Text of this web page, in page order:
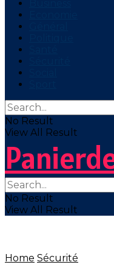
No Result
View All Result
No Result
View All Result
Home Sécurité